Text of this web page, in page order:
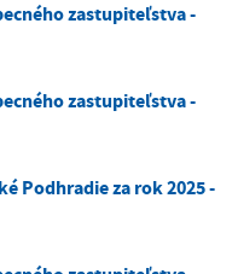
zastupiteľstva -
zastupiteľstva -
Podhradie za rok 2025 -